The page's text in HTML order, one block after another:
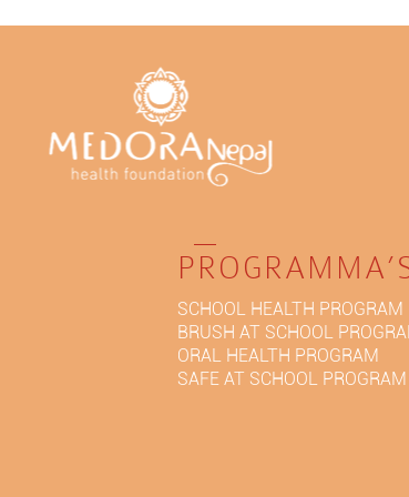
SCHOOL HEALTH PROGRAM
BRUSH AT SCHOOL
ORAL HEALTH PROGRAM
SAFE AT SCHOOL PROGRAM